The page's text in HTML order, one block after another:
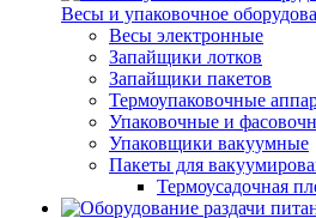
Весы и упаковочное
Весы электронные
Запайщики лотков
Запайщики пакетов
Термоупаковочные
Упаковочные и
Упаковщики вакуумные
Пакеты для
Термоусадочная